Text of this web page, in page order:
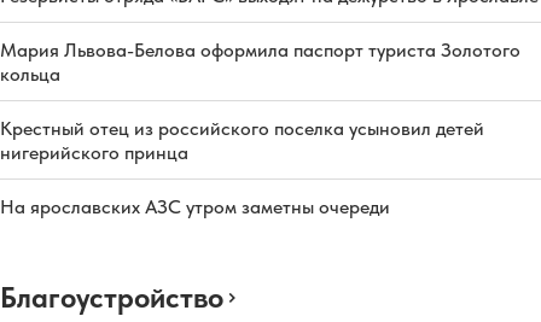
Мария Львова-Белова оформила паспорт туриста Золотого
кольца
Крестный отец из российского поселка усыновил детей
нигерийского принца
На ярославских АЗС утром заметны очереди
Благоустройство